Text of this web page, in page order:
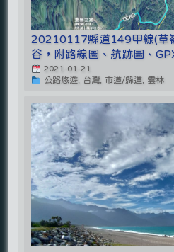
20210117縣道149甲線(草
谷，附路線圖、航跡圖、
2021-01-21
公路悠遊, 台灣, 市道/縣道, 雲林